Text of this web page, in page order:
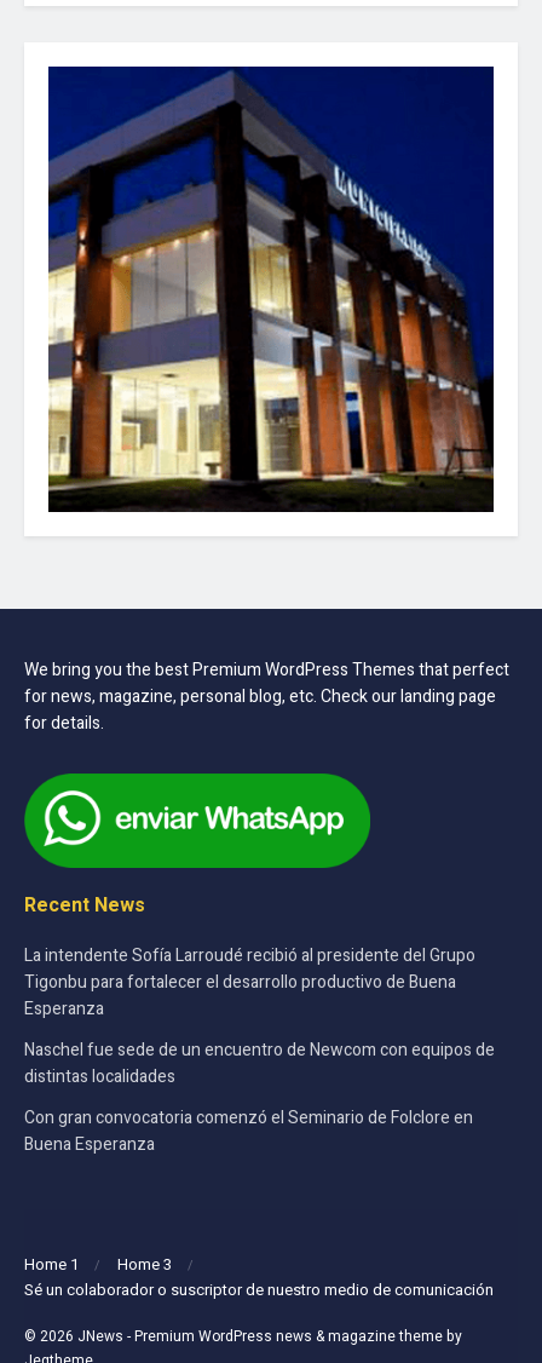
We bring you the best Premium WordPress Themes that perfect
for news, magazine, personal blog, etc. Check our landing page
for details.
Recent News
La intendente Sofía Larroudé recibió al presidente del Grupo
Tigonbu para fortalecer el desarrollo productivo de Buena
Esperanza
Naschel fue sede de un encuentro de Newcom con equipos de
distintas localidades
Con gran convocatoria comenzó el Seminario de Folclore en
Buena Esperanza
Home 1
Home 3
Sé un colaborador o suscriptor de nuestro medio de comunicación
© 2026 JNews - Premium WordPress news & magazine theme by